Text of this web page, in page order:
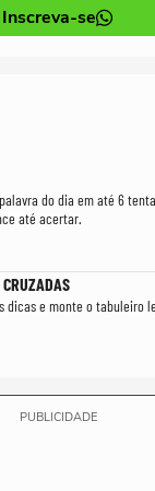
Inscreva-se
do dia em até 6
até acertar.
dicas e monte o tabuleiro
PUBLICIDADE